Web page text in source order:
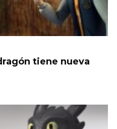
tiene nueva